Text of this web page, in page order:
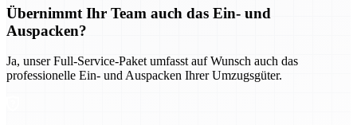
Übernimmt Ihr Team auch das Ein- und
Auspacken?
Ja, unser Full-Service-Paket umfasst auf Wunsch auch das
professionelle Ein- und Auspacken Ihrer Umzugsgüter.